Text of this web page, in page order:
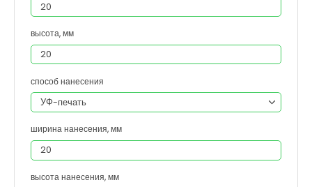
высота, мм
способ нанесения
ширина нанесения, мм
высота нанесения, мм